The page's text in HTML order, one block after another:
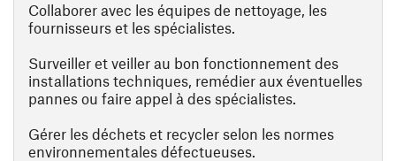
Collaborer avec les équipes de nettoyage, les
fournisseurs et les spécialistes.
Surveiller et veiller au bon fonctionnement des
installations techniques, remédier aux éventuelles
pannes ou faire appel à des spécialistes.
Gérer les déchets et recycler selon les normes
environnementales défectueuses.